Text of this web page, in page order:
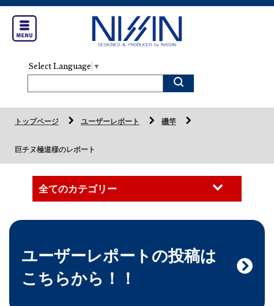
Select Language ▼
トップページ ユーザーレポート 磯竿
巨チヌ極道様のレポート
ユーザーレポートの投稿は
こちらから！！